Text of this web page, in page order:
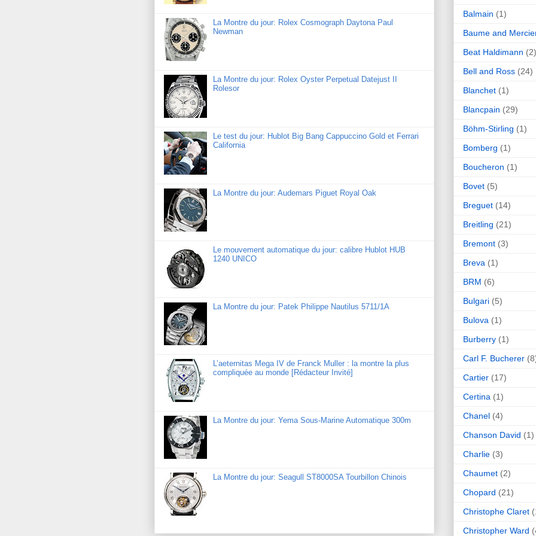
La Montre du jour: Rolex Cosmograph Daytona Paul
Newman
La Montre du jour: Rolex Oyster Perpetual Datejust II
Rolesor
Le test du jour: Hublot Big Bang Cappuccino Gold et Ferrari
California
La Montre du jour: Audemars Piguet Royal Oak
Le mouvement automatique du jour: calibre Hublot HUB
1240 UNICO
La Montre du jour: Patek Philippe Nautilus 5711/1A
L’aeternitas Mega IV de Franck Muller : la montre la plus
compliquée au monde [Rédacteur Invité]
La Montre du jour: Yema Sous-Marine Automatique 300m
La Montre du jour: Seagull ST8000SA Tourbillon Chinois
Balmain (1)
Baume and
Beat Haldimann (2)
Bell and Ross (24)
Blanchet (1)
Blancpain (29)
Böhm-Stirling (1)
Bomberg (1)
Boucheron (1)
Bovet (5)
Breguet (14)
Breitling (21)
Bremont (3)
Breva (1)
BRM (6)
Bulgari (5)
Bulova (1)
Burberry (1)
Carl F. Bucherer
Cartier (17)
Certina (1)
Chanel (4)
Chanson David (1)
Charlie (3)
Chaumet (2)
Chopard (21)
Christophe Claret
Christopher Ward